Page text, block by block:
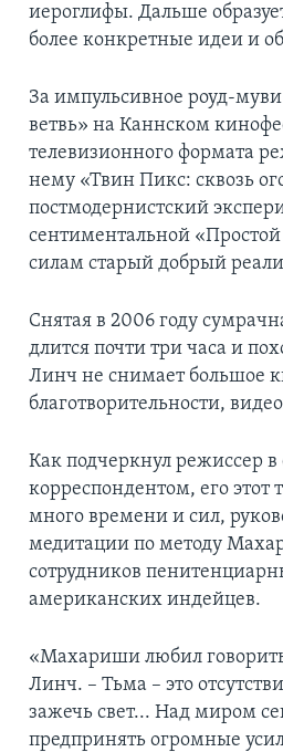
иероглифы. Дальше
более конкретные идеи и
За импульсивное роуд-
ветвь» на Каннском
телевизионного формата
нему «Твин Пикс: сквозь
постмодернистский
сентиментальной
силам старый добрый
Снятая в 2006 году
длится почти три часа и
Линч не снимает большое
благотворительности,
Как подчеркнул режиссер
корреспондентом, его этот
много времени и сил,
медитации по методу
сотрудников
американских индейцев.
«Махариши любил
Линч. – Тьма – это
зажечь свет... Над миром
предпринять огромные